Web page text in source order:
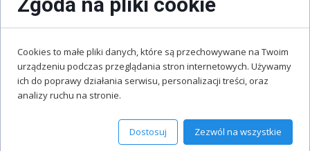
a więc strony banków czy strony płatności
sklepów internetowych są zabezpieczone 128
informacje jakie podajemy są zaszyfrowane,
co uniemożliwia ich przechwycenie.
Cookies to małe pliki danych, które są przechowywane na Twoim
urządzeniu podczas przeglądania stron internetowych. Używamy
ich do poprawy działania serwisu, personalizacji treści, oraz
analizy ruchu na stronie.
Dostosuj Zezwól na wszystkie